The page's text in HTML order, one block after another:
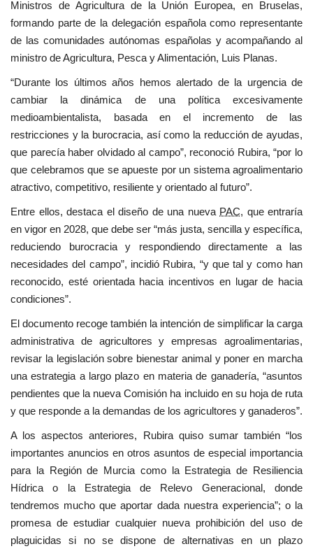
Ministros de Agricultura de la Unión Europea, en Bruselas,
formando parte de la delegación española como representante
de las comunidades autónomas españolas y acompañando al
ministro de Agricultura, Pesca y Alimentación, Luis Planas.
“Durante los últimos años hemos alertado de la urgencia de
cambiar la dinámica de una política excesivamente
medioambientalista, basada en el incremento de las
restricciones y la burocracia, así como la reducción de ayudas,
que parecía haber olvidado al campo”, reconoció Rubira, “por lo
que celebramos que se apueste por un sistema agroalimentario
atractivo, competitivo, resiliente y orientado al futuro”.
Entre ellos, destaca el diseño de una nueva PAC, que entraría
en vigor en 2028, que debe ser “más justa, sencilla y específica,
reduciendo burocracia y respondiendo directamente a las
necesidades del campo”, incidió Rubira, “y que tal y como han
reconocido, esté orientada hacia incentivos en lugar de hacia
condiciones”.
El documento recoge también la intención de simplificar la carga
administrativa de agricultores y empresas agroalimentarias,
revisar la legislación sobre bienestar animal y poner en marcha
una estrategia a largo plazo en materia de ganadería, “asuntos
pendientes que la nueva Comisión ha incluido en su hoja de ruta
y que responde a la demandas de los agricultores y ganaderos”.
A los aspectos anteriores, Rubira quiso sumar también “los
importantes anuncios en otros asuntos de especial importancia
para la Región de Murcia como la Estrategia de Resiliencia
Hídrica o la Estrategia de Relevo Generacional, donde
tendremos mucho que aportar dada nuestra experiencia”; o la
promesa de estudiar cualquier nueva prohibición del uso de
plaguicidas si no se dispone de alternativas en un plazo